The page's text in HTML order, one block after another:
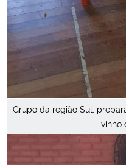
Grupo da região Sul,
vinho